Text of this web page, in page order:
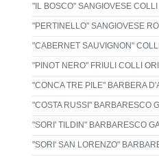
"IL BOSCO" SANGIOVESE
"PERTINELLO" SANGIOVESE
"CABERNET SAUVIGNON"
"PINOT NERO" FRIULI COLLI
"CONCA TRE PILE" BARBERA
"COSTA RUSSI" BARBARESCO
"SORI' TILDIN" BARBARESCO
"SORI' SAN LORENZO"